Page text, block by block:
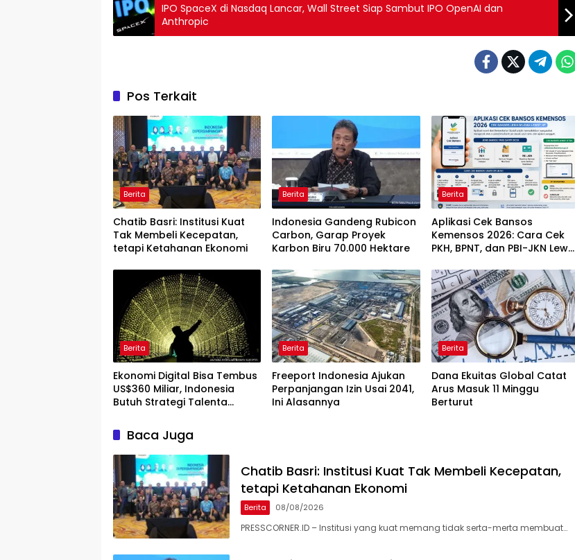
IPO SpaceX di Nasdaq Lancar, Wall Street Siap Sambut IPO OpenAI dan
Anthropic
Pos Terkait
Berita
Chatib Basri: Institusi Kuat
Tak Membeli Kecepatan,
tetapi Ketahanan Ekonomi
Berita
Indonesia Gandeng Rubicon
Carbon, Garap Proyek
Karbon Biru 70.000 Hektare
Berita
Aplikasi Cek Bansos
Kemensos 2026: Cara Cek
PKH, BPNT, dan PBI-JKN Lewat
Berita
Ekonomi Digital Bisa Tembus
US$360 Miliar, Indonesia
Butuh Strategi Talenta
Berita
Freeport Indonesia Ajukan
Perpanjangan Izin Usai 2041,
Ini Alasannya
Berita
Dana Ekuitas Global Catat
Arus Masuk 11 Minggu
Berturut
Baca Juga
Chatib Basri: Institusi Kuat Tak Membeli Kecepatan,
tetapi Ketahanan Ekonomi
Berita 08/08/2026
PRESSCORNER.ID – Institusi yang kuat memang tidak serta-merta membuat…